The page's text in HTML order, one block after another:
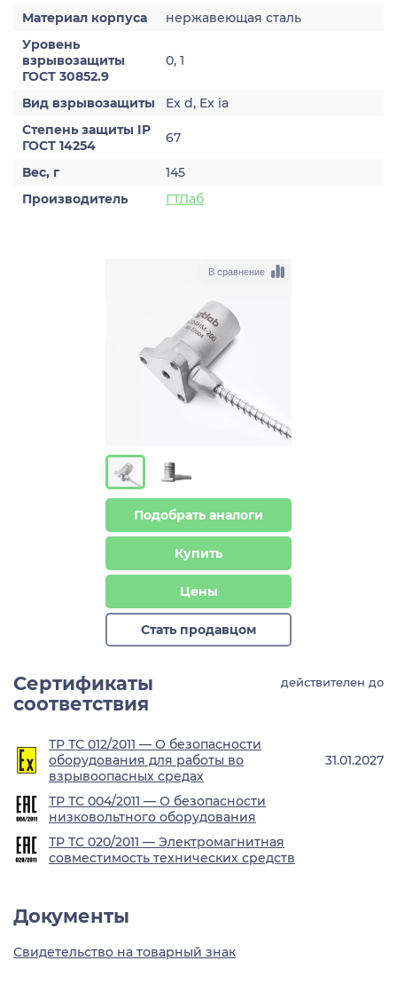
Материал корпуса
нержавеющая сталь
Уровень
взрывозащиты
ГОСТ 30852.9
0, 1
Вид взрывозащиты
Ex d, Ex ia
Степень защиты IP
ГОСТ 14254
67
Вес, г
145
Производитель
ГТЛаб
В сравнение
Подобрать аналоги
Купить
Цены
Стать продавцом
Сертификаты
соответствия
действителен до
ТР ТС 012/2011 — О безопасности
оборудования для работы во
взрывоопасных средах
31.01.2027
ТР ТС 004/2011 — О безопасности
низковольтного оборудования
ТР ТС 020/2011 — Электромагнитная
совместимость технических средств
Документы
Свидетельство на товарный знак